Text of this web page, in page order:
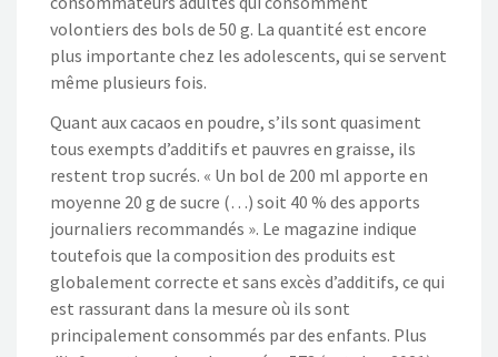
volontiers des bols de 50 g. La quantité est encore
plus importante chez les adolescents, qui se servent
même plusieurs fois.
Quant aux cacaos en poudre, s’ils sont quasiment
tous exempts d’additifs et pauvres en graisse, ils
restent trop sucrés. « Un bol de 200 ml apporte en
moyenne 20 g de sucre (…) soit 40 % des apports
journaliers recommandés ». Le magazine indique
toutefois que la composition des produits est
globalement correcte et sans excès d’additifs, ce qui
est rassurant dans la mesure où ils sont
principalement consommés par des enfants. Plus